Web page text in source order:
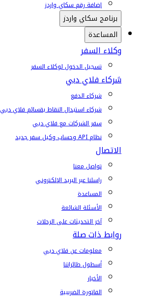
إضافة رقم سكاي واردز
برنامج سكاي واردز
المساعدة
وكلاء السفر
تسجيل الدخول لوكلاء السفر
شركاء فلاي دبي
شركاء الدفع
شركاء استبدال النقاط بقسائم فلاي دبي
سفر الشركات مع فلاي دبي
نظام API وحساب وكيل سفر جديد
الاتصال
تواصل معنا
راسلنا عبر البريد الإلكتروني
المساعدة
الأسئلة الشائعة
آخر التحديثات على الرحلات
روابط ذات صلة
معلومات عن فلاي دبي
أسطول طائراتنا
الأخبار
الفاتورة الضريبية